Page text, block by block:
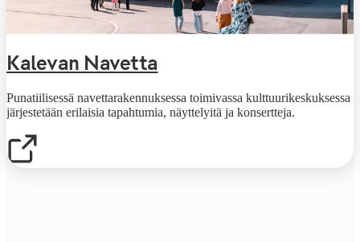
Kalevan Navetta
Punatiilisessä navettarakennuksessa toimivassa kulttuurikeskuksessa
järjestetään erilaisia tapahtumia, näyttelyitä ja konsertteja.